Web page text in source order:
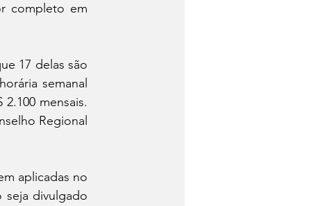
completo em
17 delas são
semanal
mensais.
Regional
aplicadas no
seja divulgado